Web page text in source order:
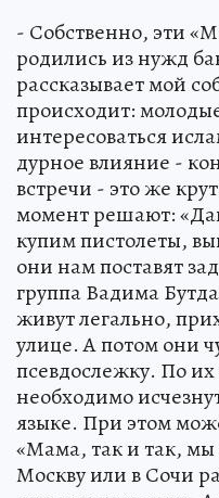
- Собственно, эти
родились из нужд
рассказывает мой
происходит:
интересоваться
дурное влияние -
встречи - это же
момент решают:
купим пистолеты,
они нам поставят
группа Вадима
живут легально,
улице. А потом они
псевдослежку. По
необходимо
языке. При этом
«Мама, так и так, мы
Москву или в Сочи